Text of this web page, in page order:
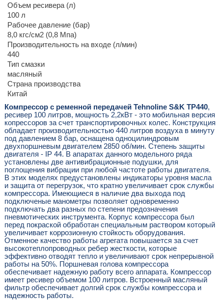
Объем ресивера (л)
100 л
Рабочее давление (бар)
8,0 кгс/см2 (0,8 Мпа)
Производительность на входе (л/мин)
440
Тип смазки
масляный
Страна производства
Китай
Компрессор с ременной передачей Tehnoline S&K TP440,
ресивер 100 литров, мощность 2,2кВт - это мобильная версия
копрессоров за счет транспортировочных колес. Конструкция
обладает производительностью 440 литров воздуха в минуту
под давлением 8 бар, оснащена одноцилиндровым
двухпоршневым двигателем 2850 об/мин. Степень защиты
двигателя - IP 44. В апаратах данного модельного ряда
установлены две антивибрационные подушки, для
поглощения вибрации при любой частоте работы двигателя.
В этих моделях предустановлены индикаторы уровня масла
и защита от перегрузок, что кратно увеличивает срок службы
компрессора. Имеющиеся в наличие два выхода под
подключеные манометры позволяет одновременно
подключать два разных по степени предозначения
пневмотических инструмента. Корпус компрессора был
перед покраской обработан специальным раствором который
увеличивает коррозионную стойкость оборудования.
Отменное качество работы агрегата повышается за счет
высокотеплопроводных ребер жесткости, которые
эффективно отводят тепло и увеличивают срок непрерывной
работы на 50%. Поршневая голова компрессора
обеспечивает надежную работу всего аппарата. Компрессор
имеет ресивер объемом 100 литров. Встроенный масляный
фильтр обеспечивает долгий срок службы компрессора и
надежность работы.